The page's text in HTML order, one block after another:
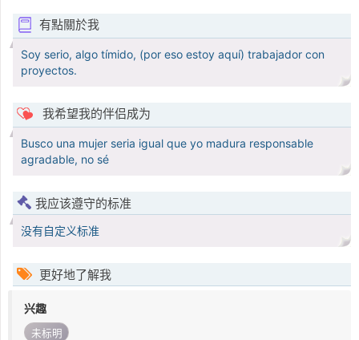
有點關於我
Soy serio, algo tímido, (por eso estoy aquí) trabajador con
proyectos.
我希望我的伴侣成为
Busco una mujer seria igual que yo madura responsable
agradable, no sé
我应该遵守的标准
没有自定义标准
更好地了解我
兴趣
未标明